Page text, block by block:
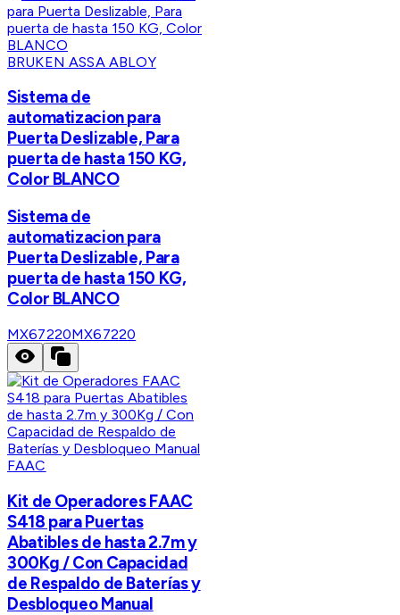
BRUKEN ASSA ABLOY
Sistema de
automatizacion para
Puerta Deslizable, Para
puerta de hasta 150 KG,
Color BLANCO
Sistema de
automatizacion para
Puerta Deslizable, Para
puerta de hasta 150 KG,
Color BLANCO
MX67220MX67220
FAAC
Kit de Operadores FAAC
S418 para Puertas
Abatibles de hasta 2.7m y
300Kg / Con Capacidad
de Respaldo de Baterías y
Desbloqueo Manual